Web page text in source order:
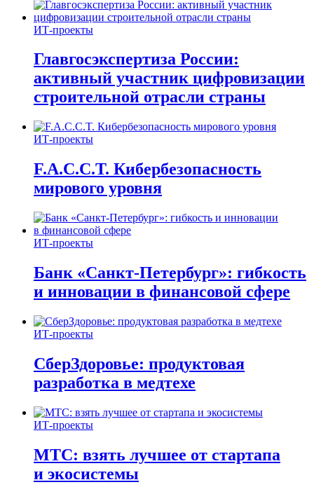
ИТ-проекты
Главгосэкспертиза России:
активный участник цифровизации
строительной отрасли страны
ИТ-проекты
F.A.C.C.T. Кибербезопасность
мирового уровня
ИТ-проекты
Банк «Санкт-Петербург»: гибкость
и инновации в финансовой сфере
ИТ-проекты
СберЗдоровье: продуктовая
разработка в медтехе
ИТ-проекты
МТС: взять лучшее от стартапа
и экосистемы